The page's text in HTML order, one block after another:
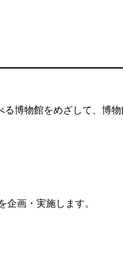
博物館をめざして、博
画・実施します。